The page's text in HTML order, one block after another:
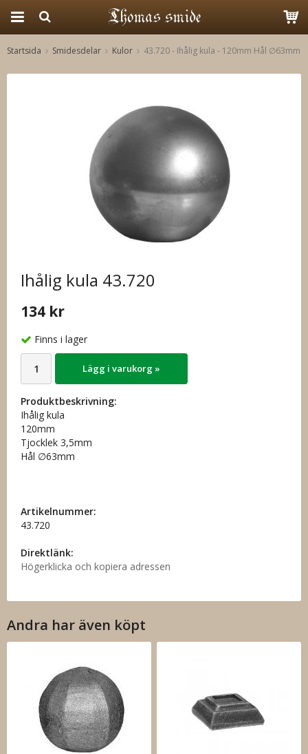
Startsida Smidesdelar Kulor 43.720 - Ihålig kula - 120mm Hål ∅63mm
Ihålig kula 43.720
134 kr
Finns i lager
Lägg i varukorg »
Produktbeskrivning:
Ihålig kula
120mm
Tjocklek 3,5mm
Hål ∅63mm
Artikelnummer:
43.720
Direktlänk:
Högerklicka och kopiera adressen
Andra har även köpt